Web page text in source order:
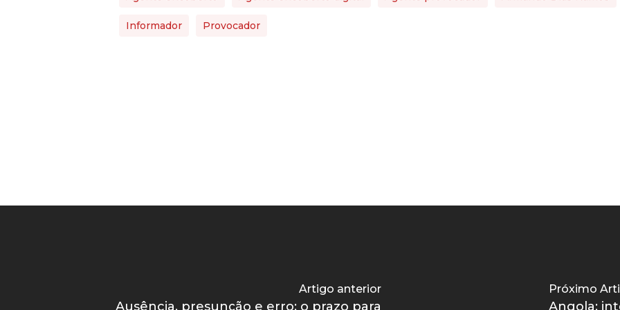
Informador Provocador
Artigo anterior
Ausência, presunção e erro: o prazo para
Próximo
Angola: